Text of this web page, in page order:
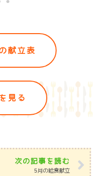
献立表
見る
次の記事を読む
5月の給食献立